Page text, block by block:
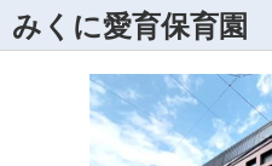
みくに愛育保育園